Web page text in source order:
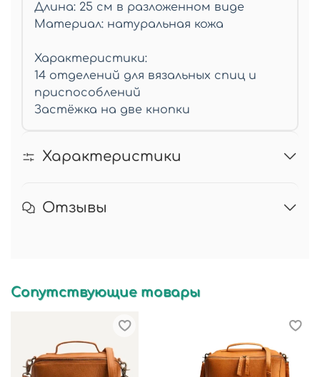
Длина: 25 см в разложенном виде
Материал: натуральная кожа
Характеристики:
14 отделений для вязальных спиц и
приспособлений
Застёжка на две кнопки
Характеристики
Отзывы
Сопутствующие товары